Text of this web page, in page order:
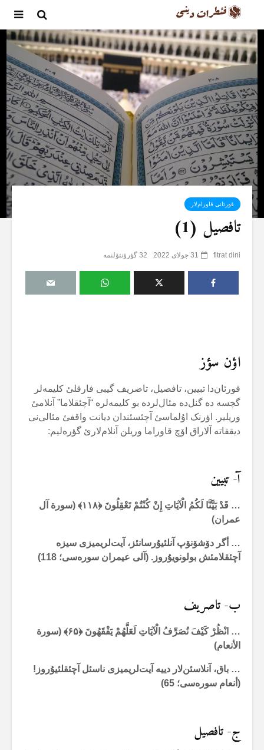
قورئانی قاورام‌لار
تافصیل (1)
fitrat dini 31 جولای 2022 32 گؤرۆنتۆلنمە
اؤن سؤز
قورئان‌دا تبیین، تافصیل، تاصریف گیبی فارقلئ کلیمەلر
گچسە دە گنل‌دە مئال‌لردە بو کلیمەلرە “آچئقلاما” آنلامئ
وریلیر. اؤرنک اۇلماسئ آچئسئندان دیانت واقفئ مئالی‌نی
دیققاتە آلاراق اۆچ قاوراما وریلن آنلام‌لارئ گؤرەلیم:
آ- تبیین
… قَدْ بَيَّنَّا لَكُمُ الْآيَاتِ إِنْ كُنْتُمْ تَعْقِلُونَ ﴿۱۱۸﴾ (سورة آل
عمران)
… أگر دۆشۆنۆپ آنلئیۇرسانئز، آیت‌لریمیزی سیزە
آچئقلامئش بولونویۇروز. (آلی عیمران سورەسی؛ 118
)
ب- تاصریف
… انْظُرْ كَيْفَ نُصَرِّفُ الْآيَاتِ لَعَلَّهُمْ يَفْقَهُونَ ﴿۶۵﴾ (سورة
الأنعام)
… باق، آنلاسئن‌لار دییە آیت‌لریمیزی ناسئل آچئقلئیۇروز!
(أنعام سورەسی؛ 65)
ج- تافصیل